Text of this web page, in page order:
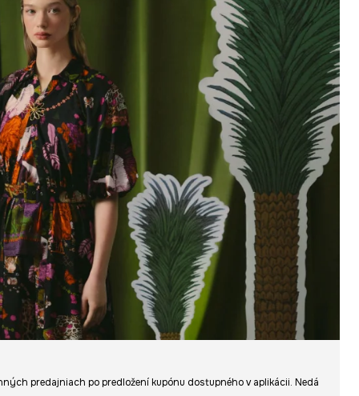
predajniach po predložení kupónu dostupného v aplikácii. Nedá